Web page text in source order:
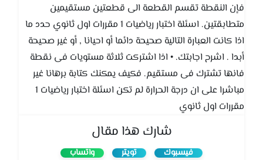
فإن النقطة تقسم القطعة الى قطعتين مستقيمين
متطابقتين. اسئلة اختبار رياضيات 1 مقررات اول ثانوي حدد ما
اذا كانت العبارة التالية صحيحة دائما أو احيانا , أو غير صحيحة
أبدا . اشرح اجابتك. • اذا اشتركت ثلاثة مستويات فى نقطة
فانها تشترك فى مستقيم. فكيف يمكنك كتابة برهانا غير
مباشرا على ان درجة الحرارة لم تكن اسئلة اختبار رياضيات 1
مقررات اول ثانوي
شارك هذا مقال
فيسبوك تويتر واتساب